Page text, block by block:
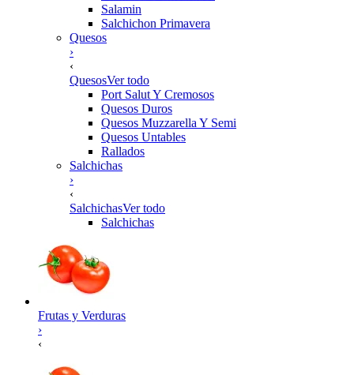
Salamin
Salchichon Primavera
Quesos
›
‹
QuesosVer todo
Port Salut Y Cremosos
Quesos Duros
Quesos Muzzarella Y Semi
Quesos Untables
Rallados
Salchichas
›
‹
SalchichasVer todo
Salchichas
Frutas y Verduras
›
‹